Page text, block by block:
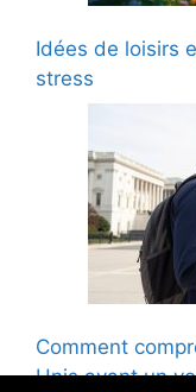
Idées de loisirs
stress
Comment
Unis avant un